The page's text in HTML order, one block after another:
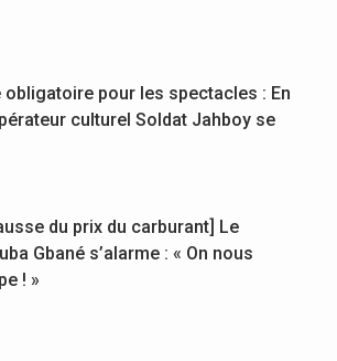
obligatoire pour les spectacles : En
culturel Soldat Jahboy se
du prix du carburant] Le
Gbané s’alarme : « On nous
! »